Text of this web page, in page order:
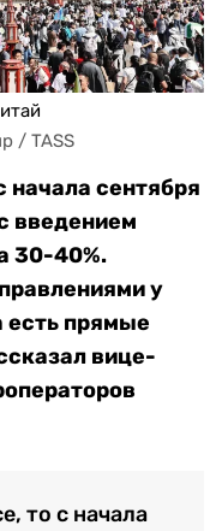
/ TASS
начала сентября
введением
30-40%.
у
есть прямые
вице-
то с начала